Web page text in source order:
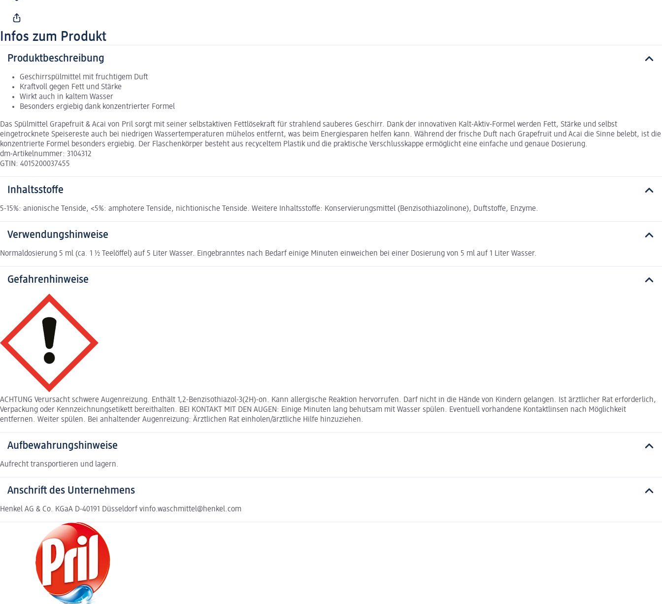
Infos zum Produkt
Produktbeschreibung
Geschirrspülmittel mit fruchtigem Duft
Kraftvoll gegen Fett und Stärke
Wirkt auch in kaltem Wasser
Besonders ergiebig dank konzentrierter Formel
Das Spülmittel Grapefruit & Acai von Pril sorgt mit seiner selbstaktiven Fettlösekraft für strahlend sauberes Geschirr. Dank der innovativen Kalt-Aktiv-Formel werden Fett, Stärke und selbst
eingetrocknete Speisereste auch bei niedrigen Wassertemperaturen mühelos entfernt, was beim Energiesparen helfen kann. Während der frische Duft nach Grapefruit und Acai die Sinne belebt, ist die
konzentrierte Formel besonders ergiebig. Der Flaschenkörper besteht aus recyceltem Plastik und die praktische Verschlusskappe ermöglicht eine einfache und genaue Dosierung.
dm-Artikelnummer: 3104312
GTIN: 4015200037455
Inhaltsstoffe
5-15%: anionische Tenside, <5%: amphotere Tenside, nichtionische Tenside. Weitere Inhaltsstoffe: Konservierungsmittel (Benzisothiazolinone), Duftstoffe, Enzyme.
Verwendungshinweise
Normaldosierung 5 ml (ca. 1 ½ Teelöffel) auf 5 Liter Wasser. Eingebranntes nach Bedarf einige Minuten einweichen bei einer Dosierung von 5 ml auf 1 Liter Wasser.
Gefahrenhinweise
ACHTUNG Verursacht schwere Augenreizung. Enthält 1,2-Benzisothiazol-3(2H)-on. Kann allergische Reaktion hervorrufen. Darf nicht in die Hände von Kindern gelangen. Ist ärztlicher Rat erforderlich,
Verpackung oder Kennzeichnungsetikett bereithalten. BEI KONTAKT MIT DEN AUGEN: Einige Minuten lang behutsam mit Wasser spülen. Eventuell vorhandene Kontaktlinsen nach Möglichkeit
entfernen. Weiter spülen. Bei anhaltender Augenreizung: Ärztlichen Rat einholen/ärztliche Hilfe hinzuziehen.
Aufbewahrungshinweise
Aufrecht transportieren und lagern.
Anschrift des Unternehmens
Henkel AG & Co. KGaA D-40191 Düsseldorf vinfo.waschmittel@henkel.com